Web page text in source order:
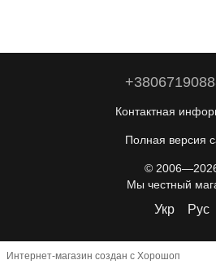
Контактная
Полная версия
©
Мы честный
Укр Рус
Интернет-магазин создан с Хорошоп